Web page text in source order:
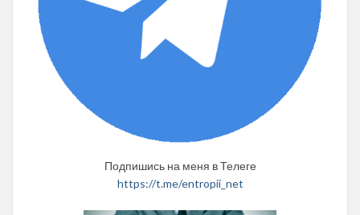
Подпишись на меня в Телеге
https://t.me/entropii_net